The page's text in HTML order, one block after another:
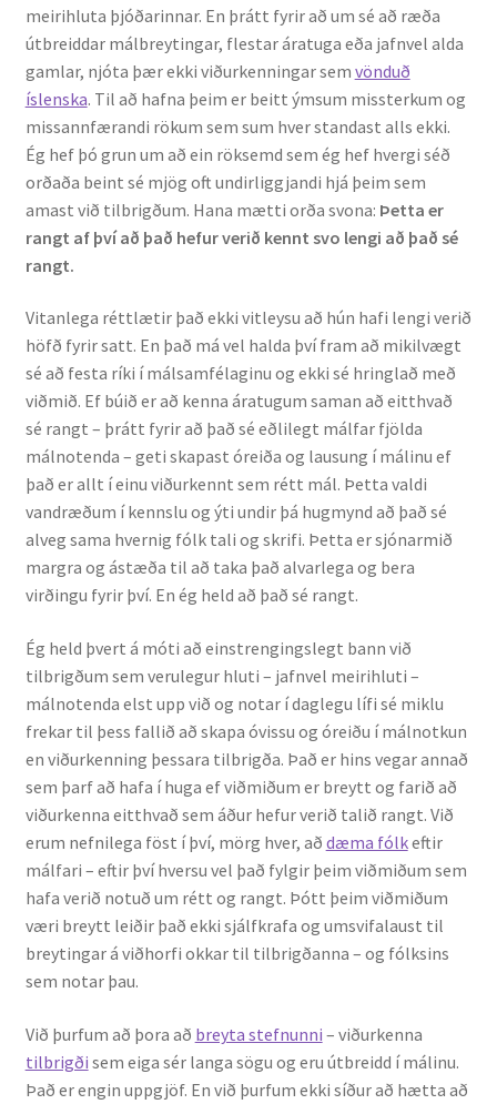
Verkefnisstjórn
Þjónusta
Rannsóknir
Máltækni
Orðalyklar og orðafar
Orðhlutafræði
Samtímasetningafræði
Söguleg setningafræði
Hljóð og hljóðkerfi
Staða íslenskunnar
Bækur
Önnur ritverk
Ritrýndar greinar
Óritrýnt fræðilegt efni
Málfarspistlar
Fræðilegir fyrirlestrar
Ýmis erindi
meirihluta þjóðarinnar. En þrátt fyrir að um sé að ræða
útbreiddar málbreytingar, flestar áratuga eða jafnvel alda
gamlar, njóta þær ekki viðurkenningar sem vönduð
íslenska. Til að hafna þeim er beitt ýmsum missterkum og
missannfærandi rökum sem sum hver standast alls ekki.
Ég hef þó grun um að ein röksemd sem ég hef hvergi séð
orðaða beint sé mjög oft undirliggjandi hjá þeim sem
amast við tilbrigðum. Hana mætti orða svona: Þetta er
rangt af því að það hefur verið kennt svo lengi að það sé
rangt.
Vitanlega réttlætir það ekki vitleysu að hún hafi lengi verið
höfð fyrir satt. En það má vel halda því fram að mikilvægt
sé að festa ríki í málsamfélaginu og ekki sé hringlað með
viðmið. Ef búið er að kenna áratugum saman að eitthvað
sé rangt – þrátt fyrir að það sé eðlilegt málfar fjölda
málnotenda – geti skapast óreiða og lausung í málinu ef
það er allt í einu viðurkennt sem rétt mál. Þetta valdi
vandræðum í kennslu og ýti undir þá hugmynd að það sé
alveg sama hvernig fólk tali og skrifi. Þetta er sjónarmið
margra og ástæða til að taka það alvarlega og bera
virðingu fyrir því. En ég held að það sé rangt.
Ég held þvert á móti að einstrengingslegt bann við
tilbrigðum sem veru­legur hluti – jafnvel meirihluti –
málnotenda elst upp við og notar í daglegu lífi sé miklu
frekar til þess fallið að skapa óvissu og óreiðu í málnotkun
en viðurkenning þessara tilbrigða. Það er hins vegar annað
sem þarf að hafa í huga ef viðmiðum er breytt og farið að
viðurkenna eitthvað sem áður hefur verið talið rangt. Við
erum nefnilega föst í því, mörg hver, að dæma fólkeftir
málfari – eftir því hversu vel það fylgir þeim viðmiðum sem
hafa verið notuð um rétt og rangt. Þótt þeim viðmiðum
væri breytt leiðir það ekki sjálfkrafa og umsvifalaust til
breyt­ingar á viðhorfi okkar til tilbrigðanna – og fólksins
sem notar þau.
Við þurfum að þora að breyta stefnunni – viðurkenna
tilbrigði sem eiga sér langa sögu og eru útbreidd í málinu.
Það er engin uppgjöf. En við þurfum ekki síður að hætta að